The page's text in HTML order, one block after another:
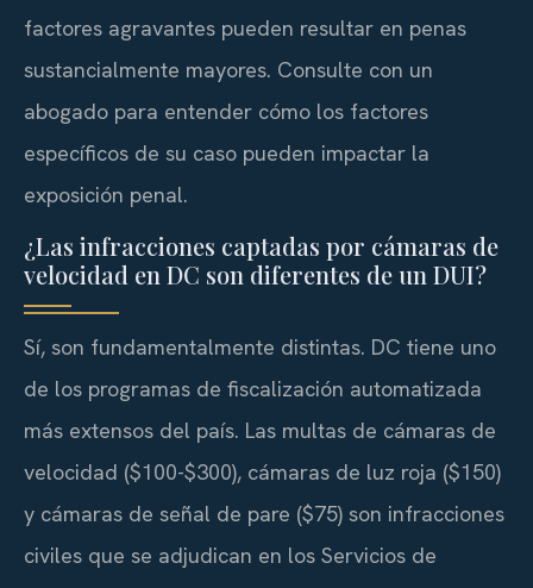
factores agravantes pueden resultar en penas
sustancialmente mayores. Consulte con un
abogado para entender cómo los factores
específicos de su caso pueden impactar la
exposición penal.
¿Las infracciones captadas por cámaras de
velocidad en DC son diferentes de un DUI?
Sí, son fundamentalmente distintas. DC tiene uno
de los programas de fiscalización automatizada
más extensos del país. Las multas de cámaras de
velocidad ($100-$300), cámaras de luz roja ($150)
y cámaras de señal de pare ($75) son infracciones
civiles que se adjudican en los Servicios de